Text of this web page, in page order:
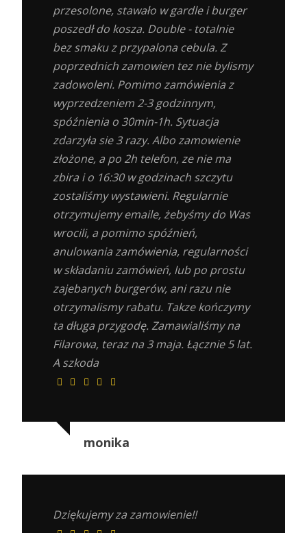
przesolone, stawało w gardle i burger
poszedł do kosza. Double - totalnie
bez smaku z przypalona cebula. Z
poprzednich zamowien tez nie bylismy
zadowoleni. Pomimo zamówienia z
wyprzedzeniem 2-3 godzinnym,
spóźnienia o 30min-1h. Sytuacja
zdarzyła sie 3 razy. Albo zamowienie
złożone, a po 2h telefon, ze nie ma
zbira i o 16:30 w godzinach szczytu
zostaliśmy wystawieni. Regularnie
otrzymujemy emaile, żebyśmy do Was
wrocili, a pomimo spóźnień,
anulowania zamówienia, regularności
w składaniu zamówień, lub po prostu
zajebanych burgerów, ani razu nie
otrzymalismy rabatu. Takze kończymy
ta długa przygodę. Zamawialiśmy na
Filarowa, teraz na 3 maja. Łącznie 5 lat.
A szkoda
monika
Dziękujemy za zamowienie!!